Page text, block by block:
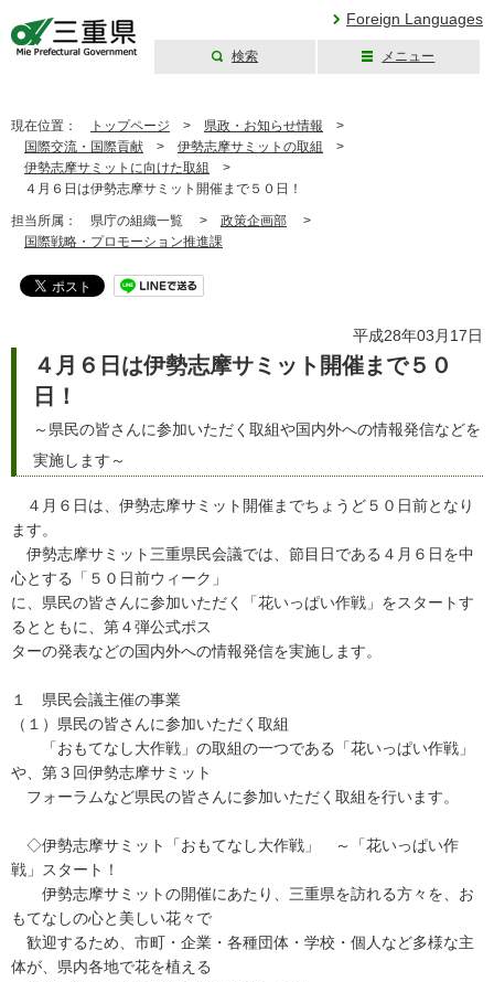
Foreign Languages
検索 メニュー
現在位置： トップページ > 県政・お知らせ情報 >
国際交流・国際貢献 > 伊勢志摩サミットの取組
>
伊勢志摩サミットに向けた取組
>
４月６日は伊勢志摩サミット開催まで５０日！
担当所属： 県庁の組織一覧 > 政策企画部 >
国際戦略・プロモーション推進課
平成28年03月17日
４月６日は伊勢志摩サミット開催まで５０
日！
～県民の皆さんに参加いただく取組や国内外への情報発信などを
実施します～
４月６日は、伊勢志摩サミット開催までちょうど５０日前となり
ます。
伊勢志摩サミット三重県民会議では、節目日である４月６日を中
心とする「５０日前ウィーク」
に、県民の皆さんに参加いただく「花いっぱい作戦」をスタートす
るとともに、第４弾公式ポス
ターの発表などの国内外への情報発信を実施します。
１ 県民会議主催の事業
（１）県民の皆さんに参加いただく取組
「おもてなし大作戦」の取組の一つである「花いっぱい作戦」
や、第３回伊勢志摩サミット
フォーラムなど県民の皆さんに参加いただく取組を行います。
◇伊勢志摩サミット「おもてなし大作戦」 ～「花いっぱい作
戦」スタート！
伊勢志摩サミットの開催にあたり、三重県を訪れる方々を、お
もてなしの心と美しい花々で
歓迎するため、市町・企業・各種団体・学校・個人など多様な主
体が、県内各地で花を植える